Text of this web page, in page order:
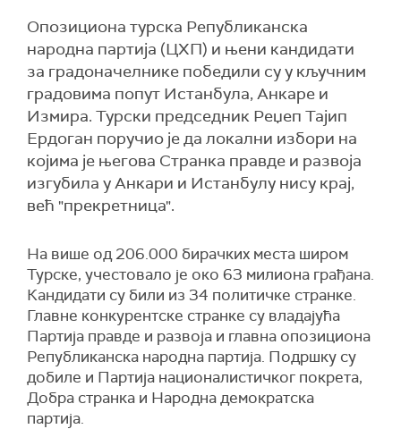
Опозициона турска Републиканска
народна партија (ЦХП) и њени кандидати
за градоначелнике победили су у кључним
градовима попут Истанбула, Анкаре и
Измира. Турски председник Реџеп Тајип
Ердоган поручио је да локални избори на
којима је његова Странка правде и развоја
изгубила у Анкари и Истанбулу нису крај,
већ "прекретница".
На више од 206.000 бирачких места широм
Турске, учестовало је око 63 милиона грађана.
Кандидати су били из 34 политичке странке.
Главне конкурентске странке су владајућа
Партија правде и развоја и главна опозициона
Републиканска народна партија. Подршку су
добиле и Партија националистичког покрета,
Добра странка и Народна демократска
партија.